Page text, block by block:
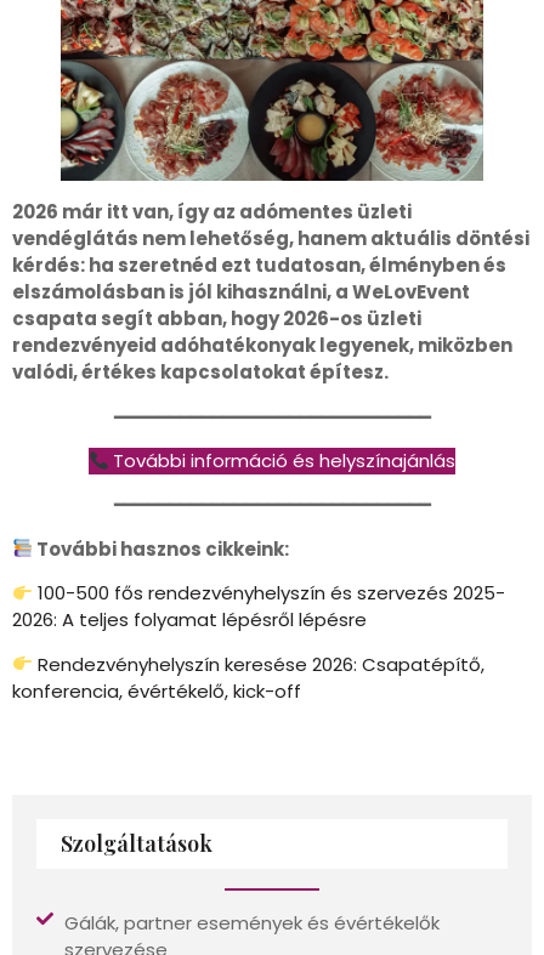
2026 már itt van, így az adómentes üzleti
vendéglátás nem lehetőség, hanem aktuális döntési
kérdés: ha szeretnéd ezt tudatosan, élményben és
elszámolásban is jól kihasználni, a WeLovEvent
csapata segít abban, hogy 2026-os üzleti
rendezvényeid adóhatékonyak legyenek, miközben
valódi, értékes kapcsolatokat építesz.
━━━━━━━━━━━━━━━━━━━━━━━━━━━━━
További információ és helyszínajánlás
━━━━━━━━━━━━━━━━━━━━━━━━━━━━━
További hasznos cikkeink:
100-500 fős rendezvényhelyszín és szervezés 2025-
2026: A teljes folyamat lépésről lépésre
Rendezvényhelyszín keresése 2026: Csapatépítő,
konferencia, évértékelő, kick-off
Szolgáltatások
Gálák, partner események és évértékelők
szervezése